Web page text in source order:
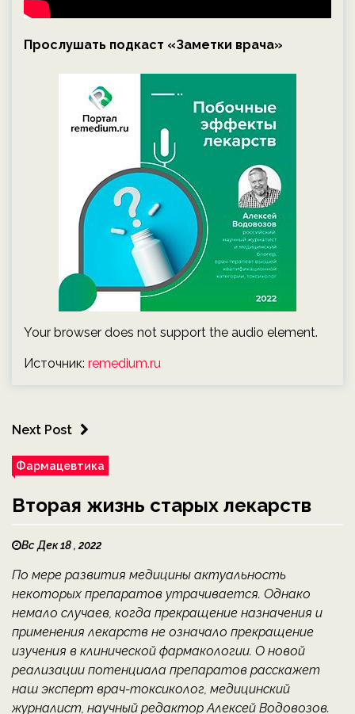
Прослушать подкаст «Заметки врача»
Your browser does not support the audio element.
Источник: remedium.ru
Next Post
Фармацевтика
Вторая жизнь старых лекарств
Вс Дек 18 , 2022
По мере развития медицины актуальность
некоторых препаратов утрачивается. Однако
немало случаев, когда прекращение назначения и
применения лекарств не означало прекращение
изучения в клинической фармакологии. О новой
реализации потенциала препаратов расскажет
наш эксперт врач-токсиколог, медицинский
журналист, научный редактор Алексей Водовозов.